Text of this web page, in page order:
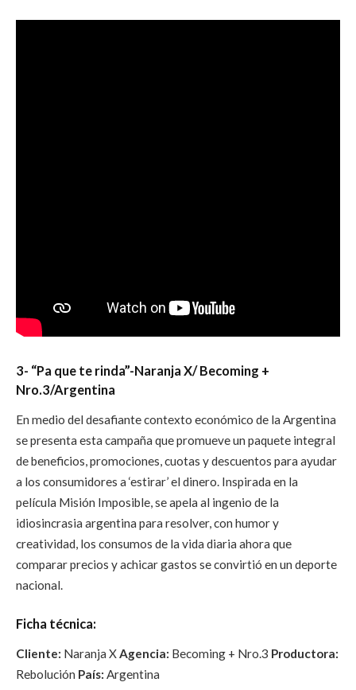
3- “Pa que te rinda”-Naranja X/ Becoming +
Nro.3/Argentina
En medio del desafiante contexto económico de la Argentina
se presenta esta campaña que promueve un paquete integral
de beneficios, promociones, cuotas y descuentos para ayudar
a los consumidores a ‘estirar’ el dinero. Inspirada en la
película Misión Imposible, se apela al ingenio de la
idiosincrasia argentina para resolver, con humor y
creatividad, los consumos de la vida diaria ahora que
comparar precios y achicar gastos se convirtió en un deporte
nacional.
Ficha técnica:
Cliente: Naranja XAgencia: Becoming + Nro.3 Productora:
Rebolución País: Argentina